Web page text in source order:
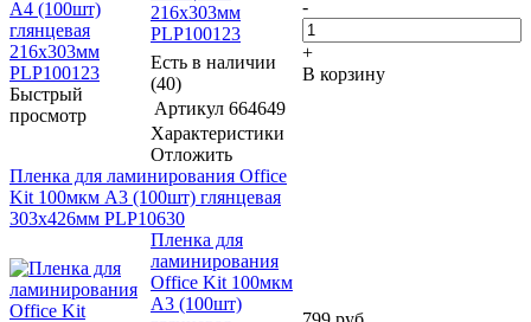
Быстрый
просмотр
216x303мм
PLP100123
Есть в наличии
(40)
Артикул 664649
Характеристики
Отложить
-
+
В корзину
Пленка для ламинирования Office
Kit 100мкм A3 (100шт) глянцевая
303x426мм PLP10630
Пленка для
ламинирования
Office Kit 100мкм
A3 (100шт)